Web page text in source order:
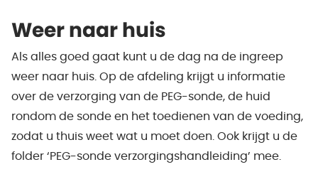
Weer naar huis
Als alles goed gaat kunt u de dag na de ingreep
weer naar huis. Op de afdeling krijgt u informatie
over de verzorging van de PEG-sonde, de huid
rondom de sonde en het toedienen van de voeding,
zodat u thuis weet wat u moet doen. Ook krijgt u de
folder ‘PEG-sonde verzorgingshandleiding’ mee.